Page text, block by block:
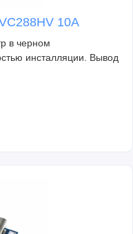
10А
в черном
инсталляции. Вывод